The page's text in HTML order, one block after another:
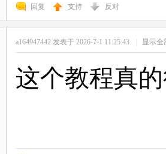
回复 支持 反对
a164947442 发表于 2026-7-1 11:25:43 | 显示全
这个教程真